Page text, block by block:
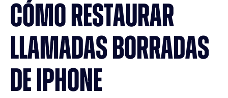
CÓMO RESTAURAR
LLAMADAS BORRADAS
DE IPHONE